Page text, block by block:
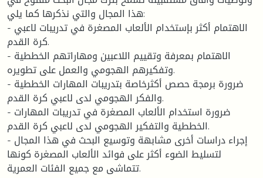
هذا المجال والتي نذكرها كما يلي:
- الاهتمام أكثر بإستخدام الألعاب المصغرة في تدريبات لاعبي
كرة القدم.
- الاهتمام بمعرفة وتقييم اللاعبين ومهاراتهم الخططية
وتفكيرهم الهجومي والعمل على تطويره.
- ضرورة برمجة حصص أكثرخاصة بتدريبات المهارات الخططية
والفكر الهجومي لدى لاعبي كرة القدم.
- ضرورة استخدام الألعاب المصغرة في تدريبات المهارات
الخططية والتفكير الهجومي لدى لاعبي كرة القدم.
- إجراء دراسات أخرى مشابهة وتوسيع البحث في هذا المجال
لتسليط الضوء أكثر على فوائد الألعاب المصغرة كونها
تتماشى مع جميع الفئات العمرية.